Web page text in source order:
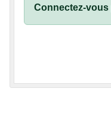
Connectez-vous